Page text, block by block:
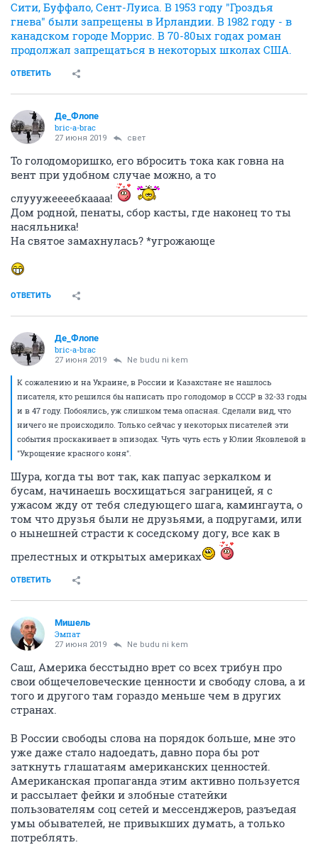
Сити, Буффало, Сент-Луиса. В 1953 году "Гроздья
гнева" были запрещены в Ирландии. В 1982 году - в
канадском городе Моррис. В 70-80ых годах роман
продолжал запрещаться в некоторых школах США.
ОТВЕТИТЬ
Де_Флопе
bric-a-brac
27 июня 2019 свет
То голодоморишко, его вбросить тока как говна на
вент при удобном случае можно, а то
слууужеееебкаааа!
Дом родной, пенаты, сбор касты, где наконец то ты
насяльника!
На святое замахнулась? *угрожающе
ОТВЕТИТЬ
Де_Флопе
bric-a-brac
27 июня 2019 Ne budu ni kem
К сожалению и на Украине, в России и Казахстане не нашлось
писателя, кто решился бы написать про голодомор в СССР в 32-33 годы
и в 47 году. Побоялись, уж слишком тема опасная. Сделали вид, что
ничего не происходило. Только сейчас у некоторых писателей эти
события проскакивает в эпизодах. Чуть чуть есть у Юлии Яковлевой в
"Укрощение красного коня".
Шура, когда ты вот так, как папуас зеркалком и
бусам, начинаешь восхищаться заграницей, я с
ужасом жду от тебя следующего шага, камингаута, о
том что друзья были не друзьями, а подругами, или
о нынешней страсти к соседскому догу, все как в
прелестных и открытых америках
ОТВЕТИТЬ
Мишель
Эмпат
27 июня 2019 Ne budu ni kem
Саш, Америка бесстыдно врет со всех трибун про
свои общечеловеческие ценности и свободу слова, а и
того и другого там гораздо меньше чем в других
странах.
В России свободы слова на порядок больше, мне это
уже даже стало надоедать, давно пора бы рот
заткнуть глашатаям американских ценностей.
Американская пропаганда этим активно пользуется
и рассылает фейки и злобные статейки
пользователям соц сетей и мессенджеров, разъедая
умы обывателей, не привыкших думать, а только
потреблять.